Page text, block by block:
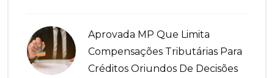
Aprovada MP Que Limita
Compensações Tributárias Para
Créditos Oriundos De Decisões